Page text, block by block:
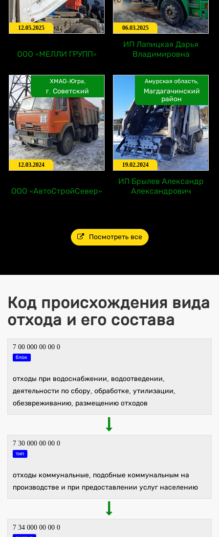
12.05.2025
ООО «МЕЛЛИ ГРУПП»
06.03.2025
ИП Лапицкая Дарья
Владимировна
ХМАО–Югра,
г. Советский
12.03.2024
ООО «АвтоСтройСевер»
Амурская область,
Магдагачинский
район
19.02.2024
ИП Брылев Александр
Александрович
Посмотреть все
Код происхождения вида
отхода и его состава
7 00 000 00 00 0
блок
отходы при водоснабжении, водоотведении,
деятельности по сбору, обработке, утилизации,
обезвреживанию, размещению отходов
7 30 000 00 00 0
тип
отходы коммунальные, подобные коммунальным на
производстве и при предоставлении услуг населению
7 34 000 00 00 0